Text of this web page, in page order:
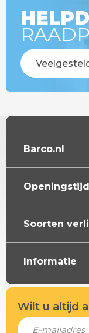
Barco.nl
Soorten
Informatie
Wilt u altijd